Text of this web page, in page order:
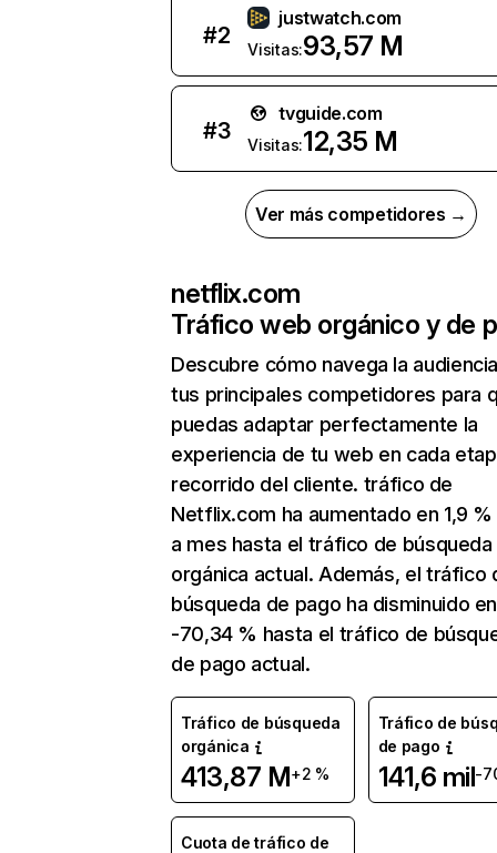
#2
justwatch.com
Visitas:93,57 M
#3
tvguide.com
Visitas:12,35 M
Ver más competidores →
netflix.com
Tráfico web orgánico y de
Descubre cómo navega la
tus principales competidores para
puedas adaptar perfectamente la
experiencia de tu web en cada
recorrido del cliente. tráfico de
Netflix.com ha aumentado en 1,9
a mes hasta el tráfico de búsqueda
orgánica actual. Además, el tráfico
búsqueda de pago ha disminuido en
-70,34 % hasta el tráfico de
de pago actual.
Tráfico de búsqueda
orgánica
413,87 M+2 %
Tráfico de
de pago
141,6 mil-
Cuota de tráfico de